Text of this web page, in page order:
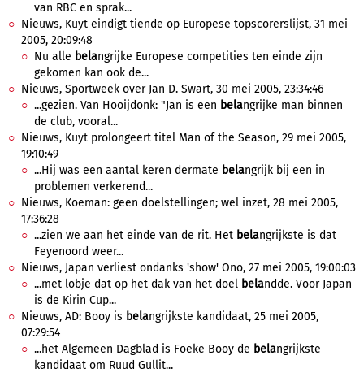
van RBC en sprak...
Nieuws, Kuyt eindigt tiende op Europese topscorerslijst, 31 mei
2005, 20:09:48
Nu alle belangrijke Europese competities ten einde zijn
gekomen kan ook de...
Nieuws, Sportweek over Jan D. Swart, 30 mei 2005, 23:34:46
...gezien. Van Hooijdonk: "Jan is een belangrijke man binnen
de club, vooral...
Nieuws, Kuyt prolongeert titel Man of the Season, 29 mei 2005,
19:10:49
...Hij was een aantal keren dermate belangrijk bij een in
problemen verkerend...
Nieuws, Koeman: geen doelstellingen; wel inzet, 28 mei 2005,
17:36:28
...zien we aan het einde van de rit. Het belangrijkste is dat
Feyenoord weer...
Nieuws, Japan verliest ondanks 'show' Ono, 27 mei 2005, 19:00:03
...met lobje dat op het dak van het doel belandde. Voor Japan
is de Kirin Cup...
Nieuws, AD: Booy is belangrijkste kandidaat, 25 mei 2005,
07:29:54
...het Algemeen Dagblad is Foeke Booy de belangrijkste
kandidaat om Ruud Gullit...